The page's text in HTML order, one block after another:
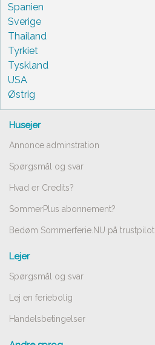
Spanien
Sverige
Thailand
Tyrkiet
Tyskland
USA
Østrig
Husejer
Annonce adminstration
Spørgsmål og svar
Hvad er Credits?
SommerPlus abonnement?
Bedøm Sommerferie.NU på trustpilot
Lejer
Spørgsmål og svar
Lej en feriebolig
Handelsbetingelser